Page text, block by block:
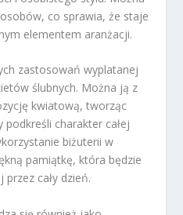
co sprawia, że staje
elementem aranżacji.
zastosowań wyplatanej
ślubnych. Można ją z
kwiatową, tworząc
charakter całej
biżuterii w
pamiątkę, która będzie
cały dzień.